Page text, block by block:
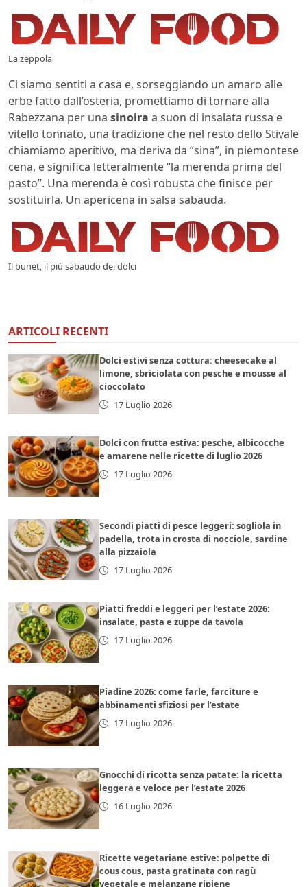
La zeppola
Ci siamo sentiti a casa e, sorseggiando un amaro alle
erbe fatto dall’osteria, promettiamo di tornare alla
Rabezzana per una sinoira a suon di insalata russa e
vitello tonnato, una tradizione che nel resto dello Stivale
chiamiamo aperitivo, ma deriva da “sina”, in piemontese
cena, e significa letteralmente “la merenda prima del
pasto”. Una merenda è così robusta che finisce per
sostituirla. Un apericena in salsa sabauda.
Il bunet, il più sabaudo dei dolci
ARTICOLI RECENTI
Dolci estivi senza cottura: cheesecake al
limone, sbriciolata con pesche e mousse al
cioccolato
17 Luglio 2026
Dolci con frutta estiva: pesche, albicocche
e amarene nelle ricette di luglio 2026
17 Luglio 2026
Secondi piatti di pesce leggeri: sogliola in
padella, trota in crosta di nocciole, sardine
alla pizzaiola
17 Luglio 2026
Piatti freddi e leggeri per l’estate 2026:
insalate, pasta e zuppe da tavola
17 Luglio 2026
Piadine 2026: come farle, farciture e
abbinamenti sfiziosi per l’estate
17 Luglio 2026
Gnocchi di ricotta senza patate: la ricetta
leggera e veloce per l’estate 2026
16 Luglio 2026
Ricette vegetariane estive: polpette di
cous cous, pasta gratinata con ragù
vegetale e melanzane ripiene